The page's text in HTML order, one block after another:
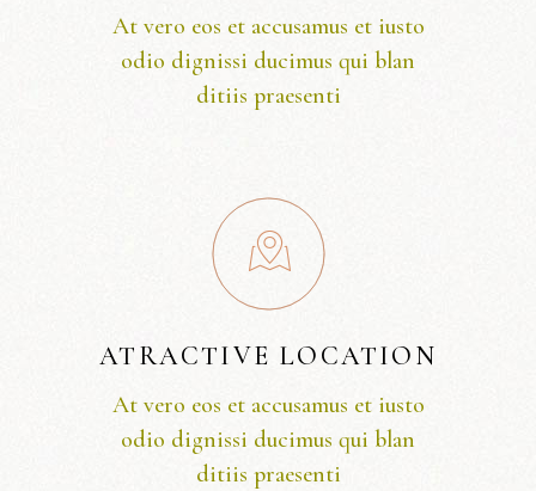
At vero eos et accusamus et iusto
odio dignissi ducimus qui blan
ditiis praesenti
ATRACTIVE LOCATION
At vero eos et accusamus et iusto
odio dignissi ducimus qui blan
ditiis praesenti